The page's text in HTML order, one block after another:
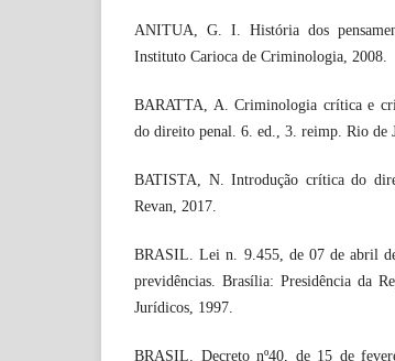
ANITUA, G. I. História dos
Instituto Carioca de Criminologia, 2008.
BARATTA, A. Criminologia crítica e
do direito penal. 6. ed., 3. reimp. Rio de
BATISTA, N. Introdução crítica do
Revan, 2017.
BRASIL. Lei n. 9.455, de 07 de abril
previdências. Brasília: Presidência da
Jurídicos, 1997.
BRASIL. Decreto nº40, de 15 de